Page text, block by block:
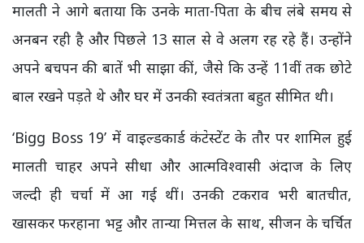
मालती ने आगे बताया कि उनके माता-पिता के बीच लंबे समय से
अनबन रही है और पिछले 13 साल से वे अलग रह रहे हैं। उन्होंने
अपने बचपन की बातें भी साझा कीं, जैसे कि उन्हें 11वीं तक छोटे
बाल रखने पड़ते थे और घर में उनकी स्वतंत्रता बहुत सीमित थी।
‘Bigg Boss 19’ में वाइल्डकार्ड कंटेस्टेंट के तौर पर शामिल हुई
मालती चाहर अपने सीधा और आत्मविश्वासी अंदाज के लिए
जल्दी ही चर्चा में आ गई थीं। उनकी टकराव भरी बातचीत,
खासकर फरहाना भट्ट और तान्या मित्तल के साथ, सीजन के चर्चित